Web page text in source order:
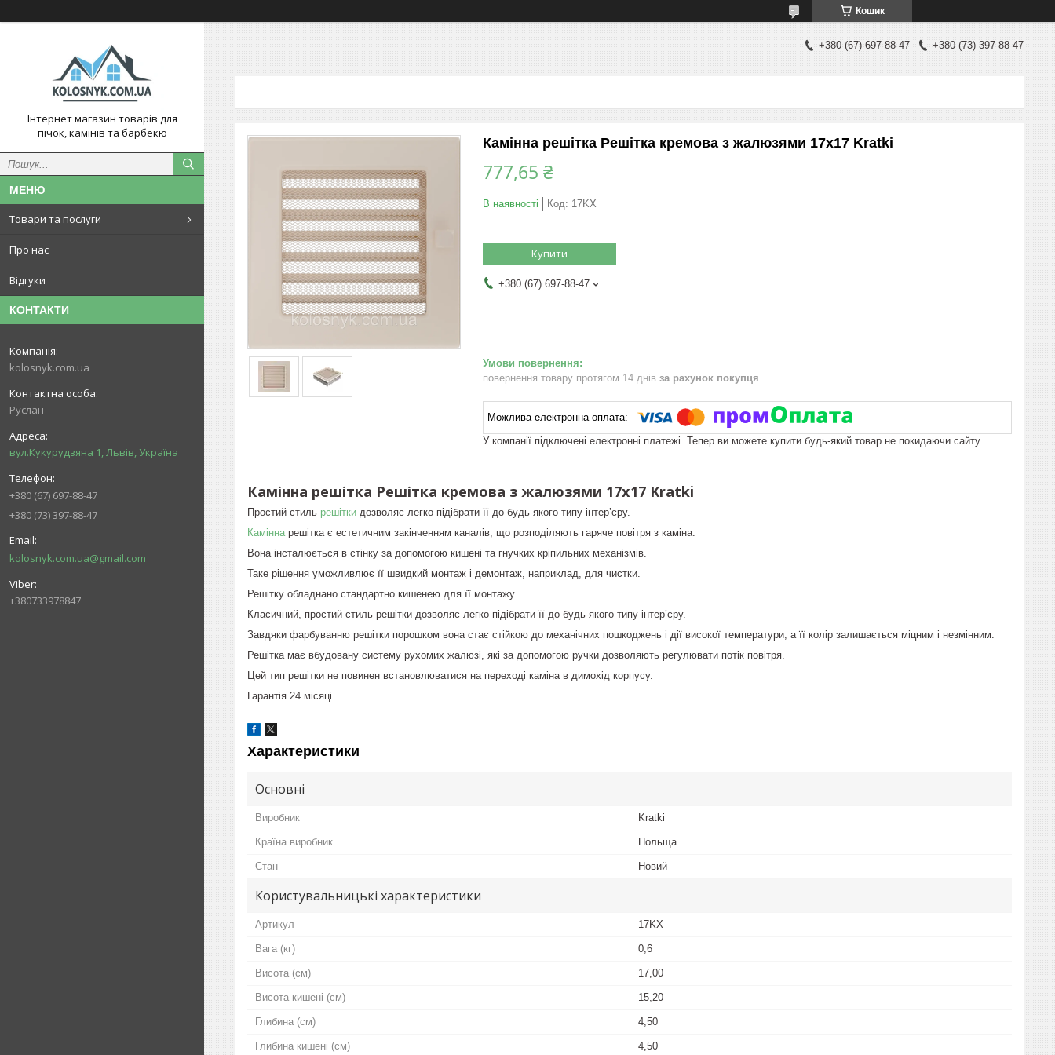
Кошик
Інтернет магазин товарів для
пічок, камінів та барбекю
Товари та послуги
Про нас
Відгуки
КОНТАКТИ
kolosnyk.com.ua
Руслан
вул.Кукурудзяна 1, Львів, Україна
+380 (67) 697-88-47
+380 (73) 397-88-47
kolosnyk.com.ua@gmail.com
+380733978847
+380 (67) 697-88-47 +380 (73) 397-88-47
Камінна решітка Решітка кремова з жалюзями 17x17 Kratki
777,65 ₴
В наявності Код: 17KX
Купити
+380 (67) 697-88-47
повернення товару протягом 14 днів за рахунок покупця
У компанії підключені електронні платежі. Тепер ви можете купити будь-який товар не покидаючи сайту.
Камінна решітка Решітка кремова з жалюзями 17x17 Kratki
Простий стиль решітки дозволяє легко підібрати її до будь-якого типу інтер’єру.
Камінна решітка є естетичним закінченням каналів, що розподіляють гаряче повітря з каміна.
Вона інсталюється в стінку за допомогою кишені та гнучких кріпильних механізмів.
Таке рішення уможливлює її швидкий монтаж і демонтаж, наприклад, для чистки.
Решітку обладнано стандартно кишенею для її монтажу.
Класичний, простий стиль решітки дозволяє легко підібрати її до будь-якого типу інтер’єру.
Завдяки фарбуванню решітки порошком вона стає стійкою до механічних пошкоджень і дії високої температури, а її колір залишається міцним і незмінним.
Решітка має вбудовану систему рухомих жалюзі, які за допомогою ручки дозволяють регулювати потік повітря.
Цей тип решітки не повинен встановлюватися на переході каміна в димохід корпусу.
Гарантія 24 місяці.
Характеристики
Основні
Виробник Kratki
Країна виробник Польща
Стан Новий
Користувальницькі характеристики
Артикул 17KX
Вага (кг) 0,6
Висота (см) 17,00
Висота кишені (см) 15,20
Глибина (см) 4,50
Глибина кишені (см) 4,50